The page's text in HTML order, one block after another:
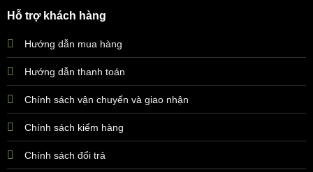
Hỗ trợ khách hàng
Hướng dẫn mua hàng
Hướng dẫn thanh toán
Chính sách vận chuyển và giao nhận
Chính sách kiểm hàng
Chính sách đổi trả